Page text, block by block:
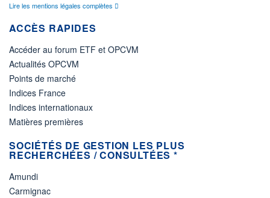
Lire les mentions légales complètes
ACCÈS RAPIDES
Accéder au forum ETF et OPCVM
Actualités OPCVM
Points de marché
Indices France
Indices internationaux
Matières premières
SOCIÉTÉS DE GESTION LES PLUS
RECHERCHÉES / CONSULTÉES *
Amundi
Carmignac